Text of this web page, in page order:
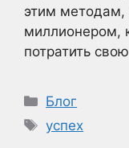
этим методам,
миллионером,
потратить
Рубрики
Блог
Метки
успех